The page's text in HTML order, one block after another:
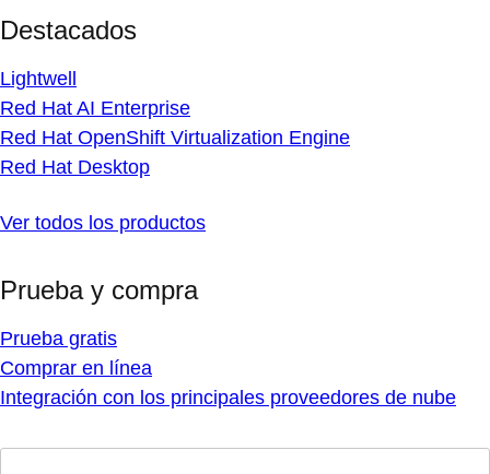
Destacados
Lightwell
Red Hat AI Enterprise
Red Hat OpenShift Virtualization Engine
Red Hat Desktop
Ver todos los productos
Prueba y compra
Prueba gratis
Comprar en línea
Integración con los principales proveedores de nube